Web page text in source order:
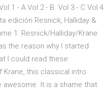
1 - A Vol 2 - B. Vol 3 - C Vol 4
edición Resnick, Halliday &
1: Resnick/Halliday/Krane
the reason why I started
I could read these
this classical intro
It is a shame that